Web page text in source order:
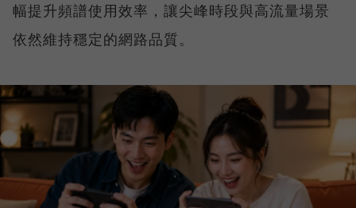
幅提升頻譜使用效率，讓尖峰時段與高流量場景
依然維持穩定的網路品質。